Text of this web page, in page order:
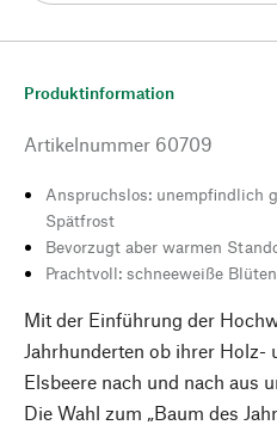
Produktinformation
Artikelnummer 60709
Anspruchslos: unempfindlich
Spätfrost
Bevorzugt aber warmen
Prachtvoll: schneeweiße
Mit der Einführung der
Jahrhunderten ob ihrer Holz-
Elsbeere nach und nach aus
Die Wahl zum „Baum des